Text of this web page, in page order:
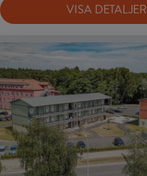
VISA DETALJER